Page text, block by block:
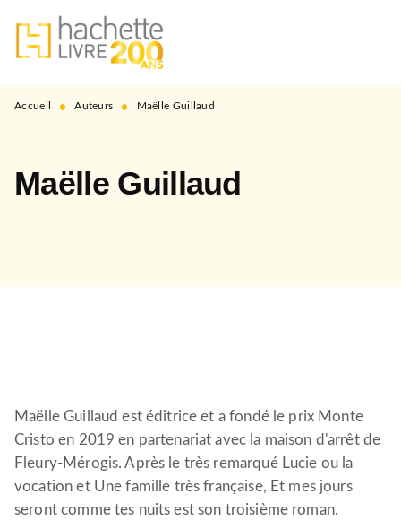
MENU RECHERCHE
PIED DE PAGE
Accueil • Auteurs • Maëlle Guillaud
Maëlle Guillaud
Maëlle Guillaud est éditrice et a fondé le prix Monte
Cristo en 2019 en partenariat avec la maison d'arrêt de
Fleury-Mérogis. Après le très remarqué Lucie ou la
vocation et Une famille très française, Et mes jours
seront comme tes nuits est son troisième roman.